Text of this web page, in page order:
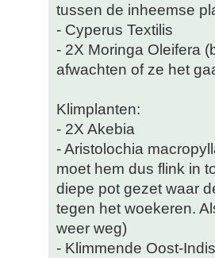
tussen de inheemse
- Cyperus Textilis
- 2X Moringa Oleifera
afwachten of ze het
Klimplanten:
- 2X Akebia
- Aristolochia
moet hem dus flink in
diepe pot gezet waar
tegen het woekeren.
weer weg)
- Klimmende Oost-